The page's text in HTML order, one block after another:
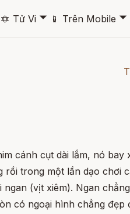
🔯 Tử Vi 🞃 📱 Trên Mobile 🞃
cánh cụt dài lắm, nó bay
rồi trong một lần dạo chơi
(vịt xiêm). Ngan
có ngoại hình chẳng đẹp